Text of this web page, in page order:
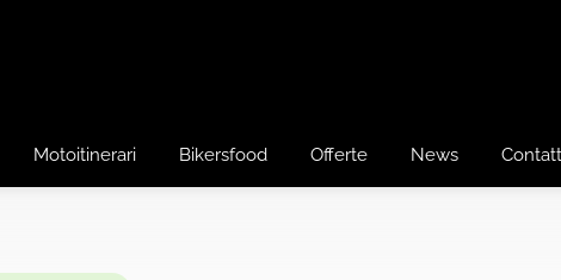
Motoitinerari Bikersfood Offerte News